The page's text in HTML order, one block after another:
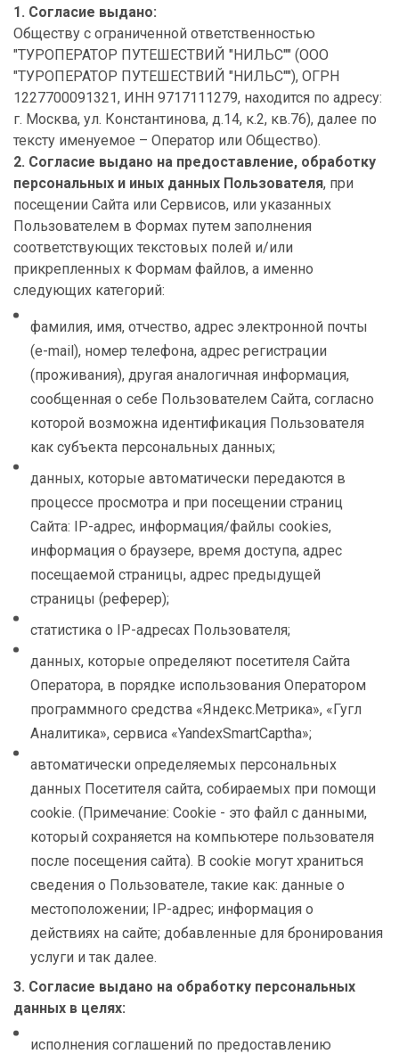
1. Согласие выдано:
Обществу с ограниченной ответственностью
"ТУРОПЕРАТОР ПУТЕШЕСТВИЙ "НИЛЬС"" (ООО
"ТУРОПЕРАТОР ПУТЕШЕСТВИЙ "НИЛЬС""), ОГРН
1227700091321, ИНН 9717111279, находится по адресу:
г. Москва, ул. Константинова, д.14, к.2, кв.76), далее по
тексту именуемое – Оператор или Общество).
2. Согласие выдано на предоставление, обработку
персональных и иных данных Пользователя, при
посещении Сайта или Сервисов, или указанных
Пользователем в Формах путем заполнения
соответствующих текстовых полей и/или
прикрепленных к Формам файлов, а именно
следующих категорий:
фамилия, имя, отчество, адрес электронной почты
(e-mail), номер телефона, адрес регистрации
(проживания), другая аналогичная информация,
сообщенная о себе Пользователем Сайта, согласно
которой возможна идентификация Пользователя
как субъекта персональных данных;
данных, которые автоматически передаются в
процессе просмотра и при посещении страниц
Сайта: IP-адрес, информация/файлы cookies,
информация о браузере, время доступа, адрес
посещаемой страницы, адрес предыдущей
страницы (реферер);
статистика о IP-адресах Пользователя;
данных, которые определяют посетителя Сайта
Оператора, в порядке использования Оператором
программного средства «Яндекс.Метрика», «Гугл
Аналитика», сервиса «YandexSmartCaptha»;
автоматически определяемых персональных
данных Посетителя сайта, собираемых при помощи
cookie. (Примечание: Cookie - это файл с данными,
который сохраняется на компьютере пользователя
после посещения сайта). В cookie могут храниться
сведения о Пользователе, такие как: данные о
местоположении; IP-адрес; информация о
действиях на сайте; добавленные для бронирования
услуги и так далее.
3. Согласие выдано на обработку персональных
данных в целях:
исполнения соглашений по предоставлению